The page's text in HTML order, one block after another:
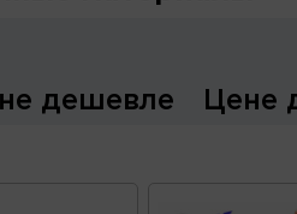
дешевле Цене